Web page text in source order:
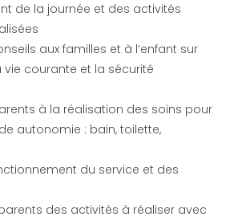
de la journée et des activités
aux familles et à l’enfant sur
vie courante et la sécurité
à la réalisation des soins pour
autonomie : bain, toilette,
du service et des
des activités à réaliser avec